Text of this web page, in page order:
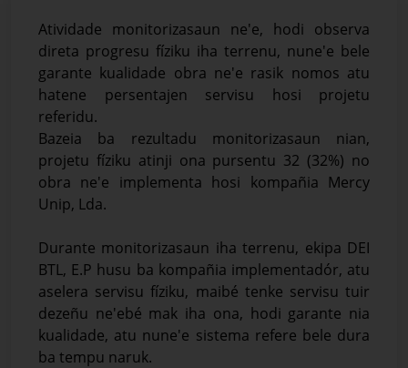
Atividade monitorizasaun ne'e, hodi observa
direta progresu fíziku iha terrenu, nune'e bele
garante kualidade obra ne'e rasik nomos atu
hatene persentajen servisu hosi projetu
referidu.
Bazeia ba rezultadu monitorizasaun nian,
projetu fíziku atinji ona pursentu 32 (32%) no
obra ne'e implementa hosi kompañia Mercy
Unip, Lda.
Durante monitorizasaun iha terrenu, ekipa DEI
BTL, E.P husu ba kompañia implementadór, atu
aselera servisu fíziku, maibé tenke servisu tuir
dezeñu ne'ebé mak iha ona, hodi garante nia
kualidade, atu nune'e sistema refere bele dura
ba tempu naruk.